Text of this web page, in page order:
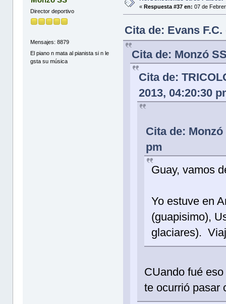
Director deportivo
Mensajes: 8879
El piano n mata al pianista si n le
gsta su música
«Respuesta #37 en: 07 de
Cita de: Evans
Cita de: Monzó
Cita de:
2013, 04:20:30
Cita de: Monzó
pm
Guay, vamos
Yo estuve en
(guapisimo),
glaciares).
CUando fué
te ocurrió pasar